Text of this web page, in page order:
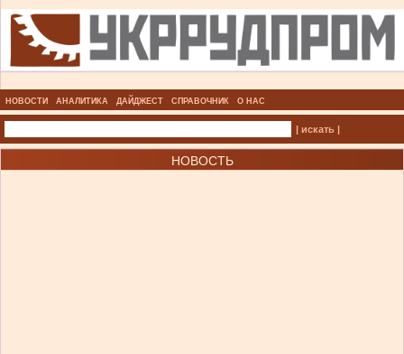
НОВОСТИ АНАЛИТИКА ДАЙДЖЕСТ СПРАВОЧНИК О НАС
| искать |
НОВОСТЬ